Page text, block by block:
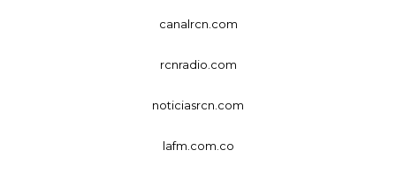
canalrcn.com
rcnradio.com
noticiasrcn.com
lafm.com.co